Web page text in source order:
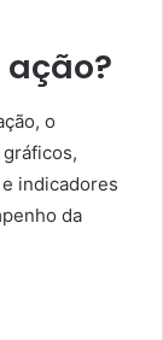
o
indicadores
da